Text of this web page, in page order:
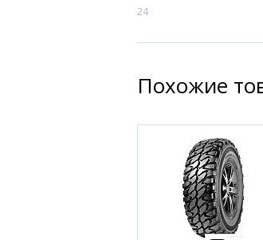
24
Похожие